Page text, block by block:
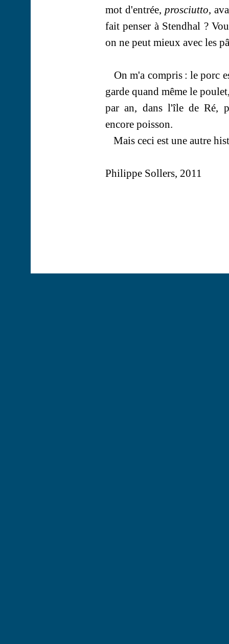
mot d'entrée, prosciutto,
fait penser à Stendhal ?
on ne peut mieux avec les
On m'a compris : le porc
garde quand même le
par an, dans l'île de Ré,
encore poisson.
Mais ceci est une autre
Philippe Sollers, 2011